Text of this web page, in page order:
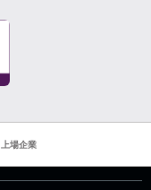
上場企業